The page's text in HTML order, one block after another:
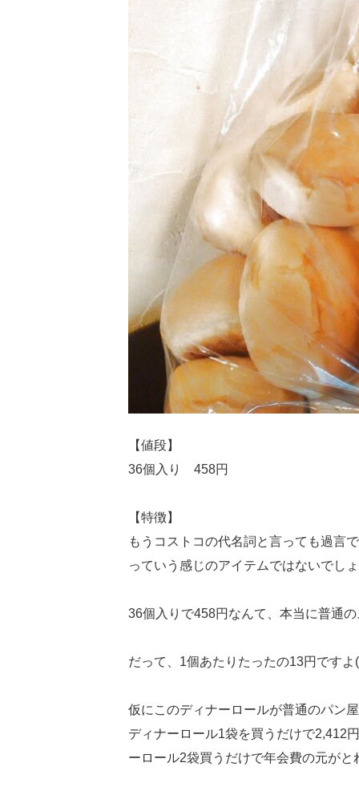
【値段】
36個入り 458円
【特徴】
もうコストコの代名詞と言っても過言
っていう感じのアイテムではないでし
36個入りで458円なんて、本当に普通
だって、1個あたりたったの13円ですよ
仮にこのディナーロールが普通のパン
ディナーロール1袋を買うだけで2,412
ーロール2袋買うだけで年会費の元がと